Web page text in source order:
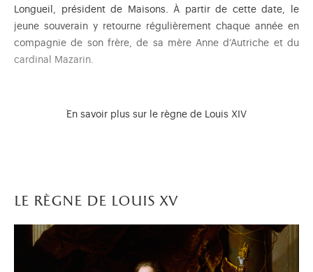
Longueil, président de Maisons. À partir de cette date, le
jeune souverain y retourne régulièrement chaque année en
compagnie de son frère, de sa mère Anne d’Autriche et du
cardinal Mazarin.
En savoir plus sur le règne de Louis XIV
engager des aménagements d’envergure en 1661. Dès cette
domainevont connaître d’importants travaux : avant-cour en
1662, enveloppe de
en 1668-1670, pavillons des
Secrétaires d’État en 1670-1671, aile du Midi en 1679-1681,
le règne de louis xv